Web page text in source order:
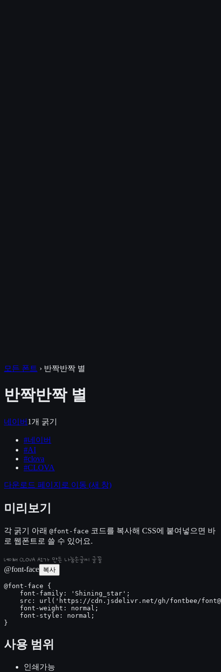
모든 폰트 › 반짝반짝 별
반짝반짝 별
네이버 1 개 굵기
#네이버
#AI
#clova
#CLOVA
다운로드 페이지로 이동 (새 창)
미리보기
각 굵기 아래 @font-face 코드를 복사해 CSS에 붙여넣으면 바
로 웹폰트로 쓸 수 있어요.
네이버 CLOVA AI가 만든 나눔손글씨 글꼴
@font-face 복사
@font-face {
    font-family: 'Shining_star';
src: url('https://cdn.jsdelivr.net/gh/fontbee/
    font-weight: normal;
    font-style: normal;
}
사용 범위
인쇄 가능